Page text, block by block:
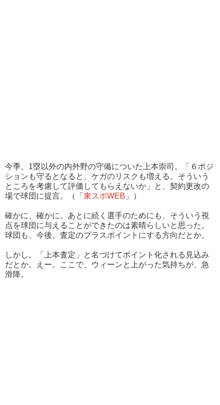
今季、1塁以外の内外野の守備についた上本崇司。「６ポジ
ションも守るとなると、ケガのリスクも増える。そういう
ところを考慮して評価してもらえないか」と、契約更改の
場で球団に提言。（「 東スポWEB 」）
確かに、確かに。あとに続く選手のためにも、そういう視
点を球団に与えることができたのは素晴らしいと思った。
球団も、今後、査定のプラスポイントにする方向だとか。
しかし。「上本査定」と名づけてポイント化される見込み
だとか。えー。ここで、ウィーンと上がった気持ちが、急
滑降。